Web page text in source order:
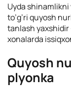
Uyda
to’g’ri quyosh
tanlash yaxshidir
xonalarda
Quyosh
plyonka